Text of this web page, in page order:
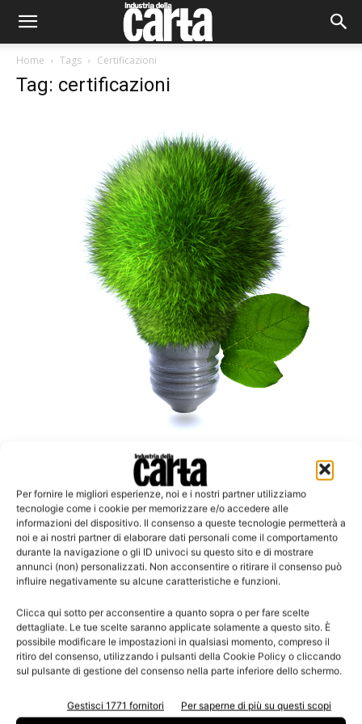
Per fornire le migliori esperienze, noi e i nostri partner utilizziamo
tecnologie come i cookie per memorizzare e/o accedere alle
informazioni del dispositivo. Il consenso a queste tecnologie permetterà a
noi e ai nostri partner di elaborare dati personali come il comportamento
durante la navigazione o gli ID univoci su questo sito e di mostrare
annunci (non) personalizzati. Non acconsentire o ritirare il consenso può
influire negativamente su alcune caratteristiche e funzioni.
Clicca qui sotto per acconsentire a quanto sopra o per fare scelte
dettagliate. Le tue scelte saranno applicate solamente a questo sito. È
possibile modificare le impostazioni in qualsiasi momento, compreso il
ritiro del consenso, utilizzando i pulsanti della Cookie Policy o cliccando
sul pulsante di gestione del consenso nella parte inferiore dello schermo.
Gestisci 1771 fornitori Per saperne di più su questi scopi
Home Tags Certificazioni
Tag: certificazioni
Cartiere del Garda ottiene la Certificazione
Iso 9001
Leggi la rivista